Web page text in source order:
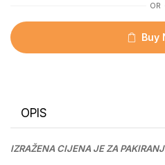
OR
Buy
OPIS
IZRAŽENA CIJENA JE ZA